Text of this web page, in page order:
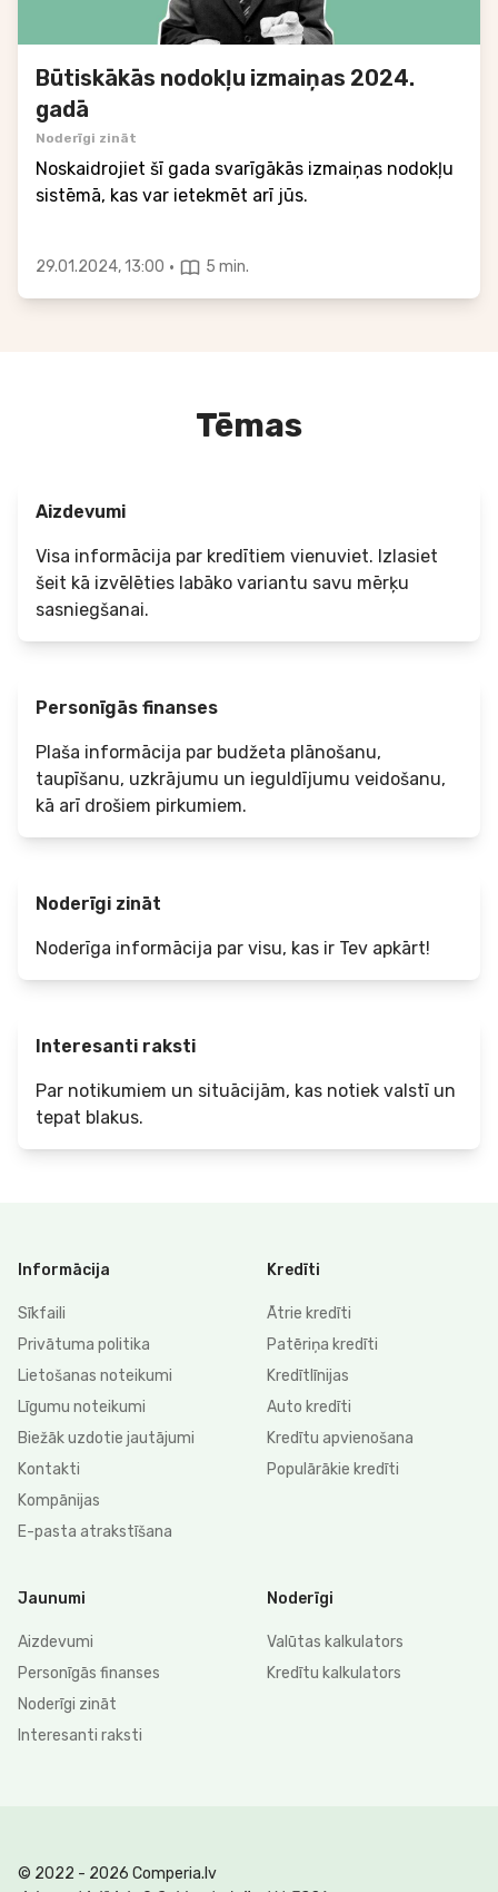
Būtiskākās nodokļu izmaiņas 2024.
gadā
Noderīgi zināt
Noskaidrojiet šī gada svarīgākās izmaiņas nodokļu
sistēmā, kas var ietekmēt arī jūs.
29.01.2024, 13:00 · 5 min.
Tēmas
Aizdevumi
Visa informācija par kredītiem vienuviet. Izlasiet
šeit kā izvēlēties labāko variantu savu mērķu
sasniegšanai.
Personīgās finanses
Plaša informācija par budžeta plānošanu,
taupīšanu, uzkrājumu un ieguldījumu veidošanu,
kā arī drošiem pirkumiem.
Noderīgi zināt
Noderīga informācija par visu, kas ir Tev apkārt!
Interesanti raksti
Par notikumiem un situācijām, kas notiek valstī un
tepat blakus.
Informācija
Sīkfaili
Privātuma politika
Lietošanas noteikumi
Līgumu noteikumi
Biežāk uzdotie jautājumi
Kontakti
Kompānijas
E-pasta atrakstīšana
Kredīti
Ātrie kredīti
Patēriņa kredīti
Kredītlīnijas
Auto kredīti
Kredītu apvienošana
Populārākie kredīti
Jaunumi
Aizdevumi
Personīgās finanses
Noderīgi zināt
Interesanti raksti
Noderīgi
Valūtas kalkulators
Kredītu kalkulators
© 2022 - 2026 Comperia.lv